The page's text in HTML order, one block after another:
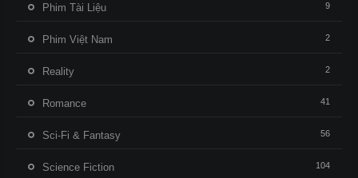
Phim Tài Liệu 9
Phim Việt Nam 2
Reality 2
Romance 41
Sci-Fi & Fantasy 56
Science Fiction 104